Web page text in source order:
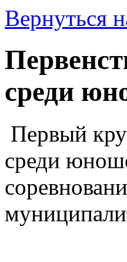
Вернуться
среди
Первый
среди